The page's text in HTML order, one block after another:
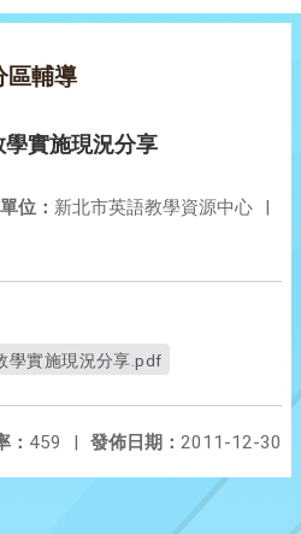
區輔導
實施現況分享
位： 新北市英語教學資源中心 |
學實施現況分享.pdf
發佈日期： 2011-12-30
： 459 |